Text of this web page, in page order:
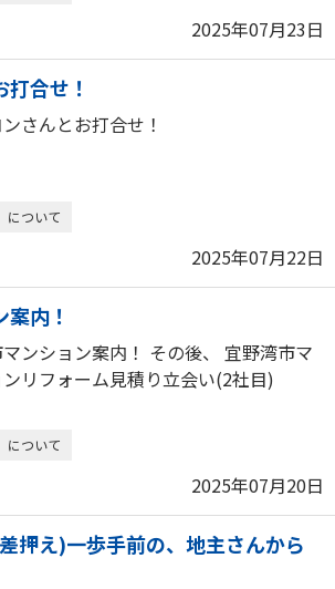
2025年07月23日
合せ！
さんとお打合せ！
について
2025年07月22日
内！
ンション案内！ その後、 宜野湾市マ
リフォーム見積り立会い(2社目)
について
2025年07月20日
押え)一歩手前の、地主さんから